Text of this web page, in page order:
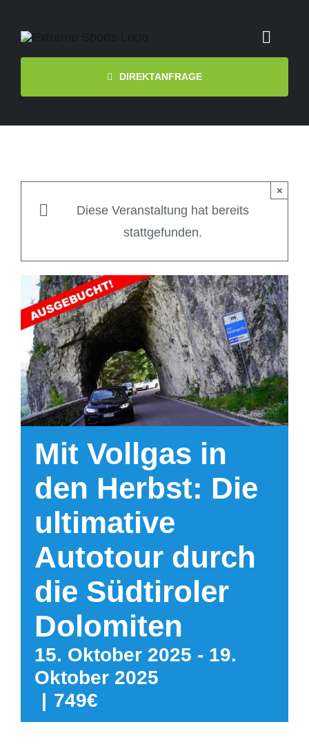
Inhalt
springen
Touren
Videos
Downloads
Hotel
Kontakt
DIREKTANFRAGE
Diese Veranstaltung hat bereits
stattgefunden.
×
Mit Vollgas in
den Herbst: Die
ultimative
Autotour durch
die Südtiroler
Dolomiten
15. Oktober 2025 - 19.
Oktober 2025
| 749€